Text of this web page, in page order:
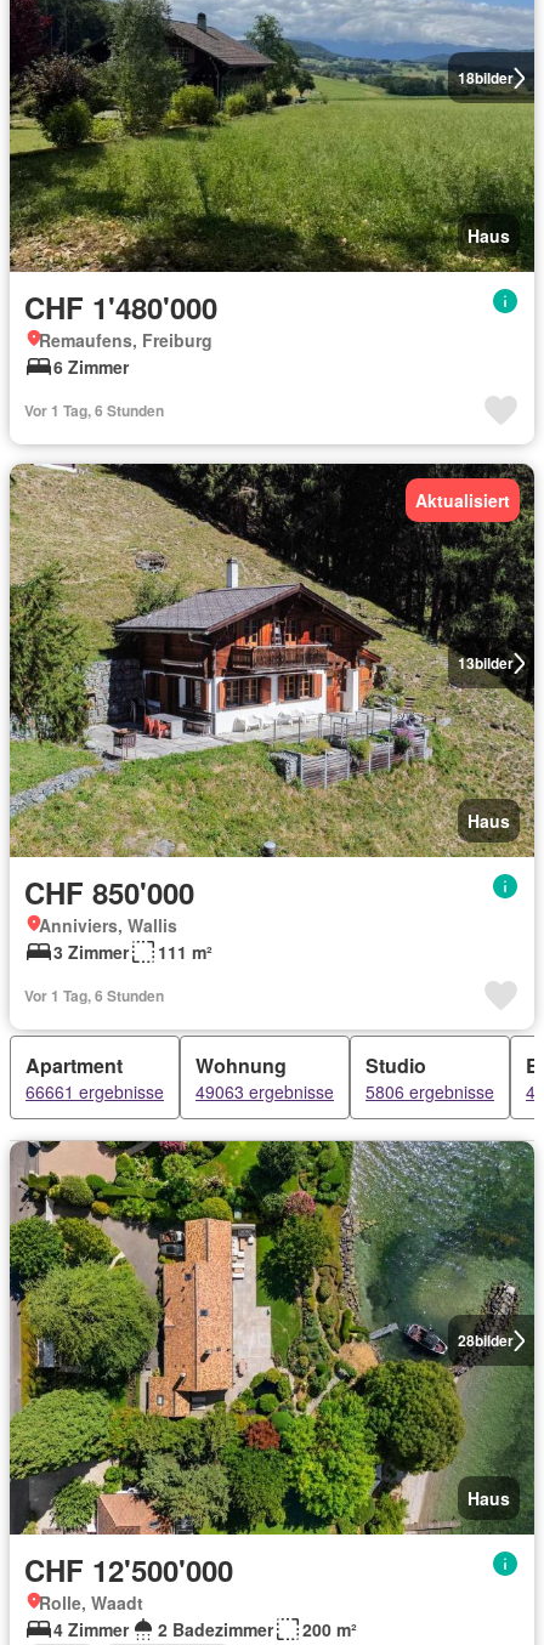
18bilder
Haus
CHF 1'480'000
Remaufens, Freiburg
6 Zimmer
Vor 1 Tag, 6 Stunden
13bilder
Aktualisiert
Haus
CHF 850'000
Anniviers, Wallis
3 Zimmer
111 m²
Vor 1 Tag, 6 Stunden
Apartment
66661 ergebnisse
Wohnung
49063 ergebnisse
Studio
5806 ergebnisse
28bilder
Haus
CHF 12'500'000
Rolle, Waadt
4 Zimmer
2 Badezimmer
200 m²